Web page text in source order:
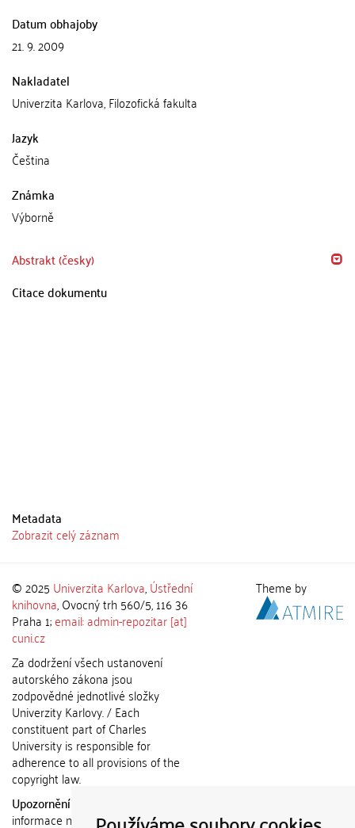
Datum obhajoby
21. 9. 2009
Nakladatel
Univerzita Karlova, Filozofická fakulta
Jazyk
Čeština
Známka
Výborně
Abstrakt (česky)
Citace dokumentu
Metadata
Zobrazit celý záznam
© 2025 Univerzita Karlova,Ústřední
knihovna, Ovocný trh 560/5, 116 36
Praha 1;email: admin-repozitar [at]
cuni.cz
Za dodržení všech ustanovení
autorského zákona jsou
zodpovědné jednotlivé složky
Univerzity Karlovy. / Each
constituent part of Charles
University is responsible for
adherence to all provisions of the
copyright law.
Upozornění / Notice:
informace nemohou být použity k
Theme by